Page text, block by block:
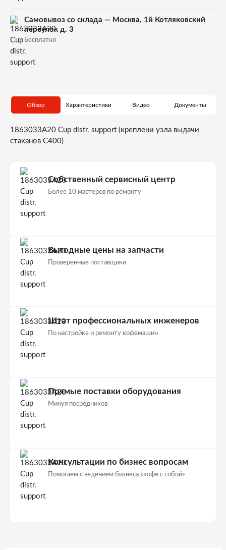
Самовывоз со склада — Москва, 1й Котляковский
переулок д. 3
Бесплатно
Обзор Характеристики Видео Документы
1863033A20 Cup distr. support (креплени узла выдачи
стаканов С400)
Собственный сервисный центр
Более 10 мастеров по ремонту
Выгодные цены на запчасти
Проверенные поставщики
Штат профессиональных инженеров
По настройке и ремонту кофемашин
Прямые поставки оборудования
Минуя посредников
Консультации по бизнес вопросам
Помогаем с ведением бизнеса «кофе с собой»